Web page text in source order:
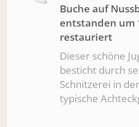
Buche auf
entstanden um
restauriert
Dieser schöne
besticht durch
Schnitzerei in
typische